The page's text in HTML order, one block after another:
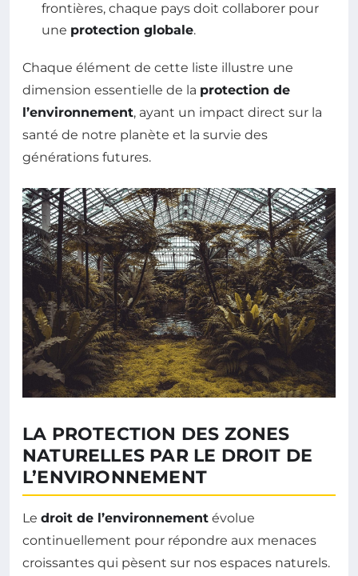
frontières, chaque pays doit collaborer pour
une protection globale.
Chaque élément de cette liste illustre une
dimension essentielle de la protection de
l’environnement, ayant un impact direct sur la
santé de notre planète et la survie des
générations futures.
LA PROTECTION DES ZONES
NATURELLES PAR LE DROIT DE
L’ENVIRONNEMENT
Le droit de l’environnement évolue
continuellement pour répondre aux menaces
croissantes qui pèsent sur nos espaces naturels.